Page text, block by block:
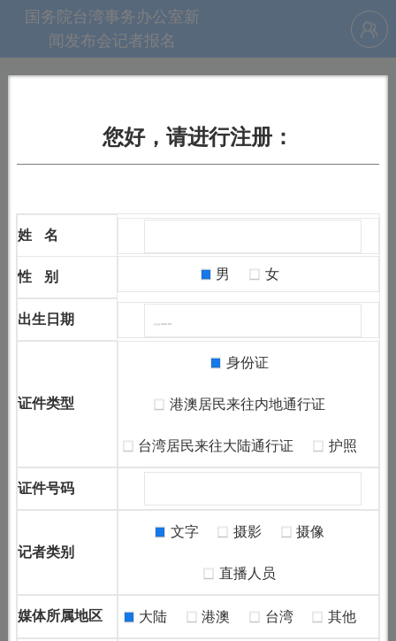
国务院台湾事务办公室新
闻发布会记者报名
您好，请进行注册：
姓 名
性 别 男 女
出生日期
证件类型
身份证
港澳居民来往内地通行证
台湾居民来往大陆通行证 护照
证件号码
记者类别
文字 摄影 摄像
直播人员
媒体所属地区 大陆 港澳 台湾 其他